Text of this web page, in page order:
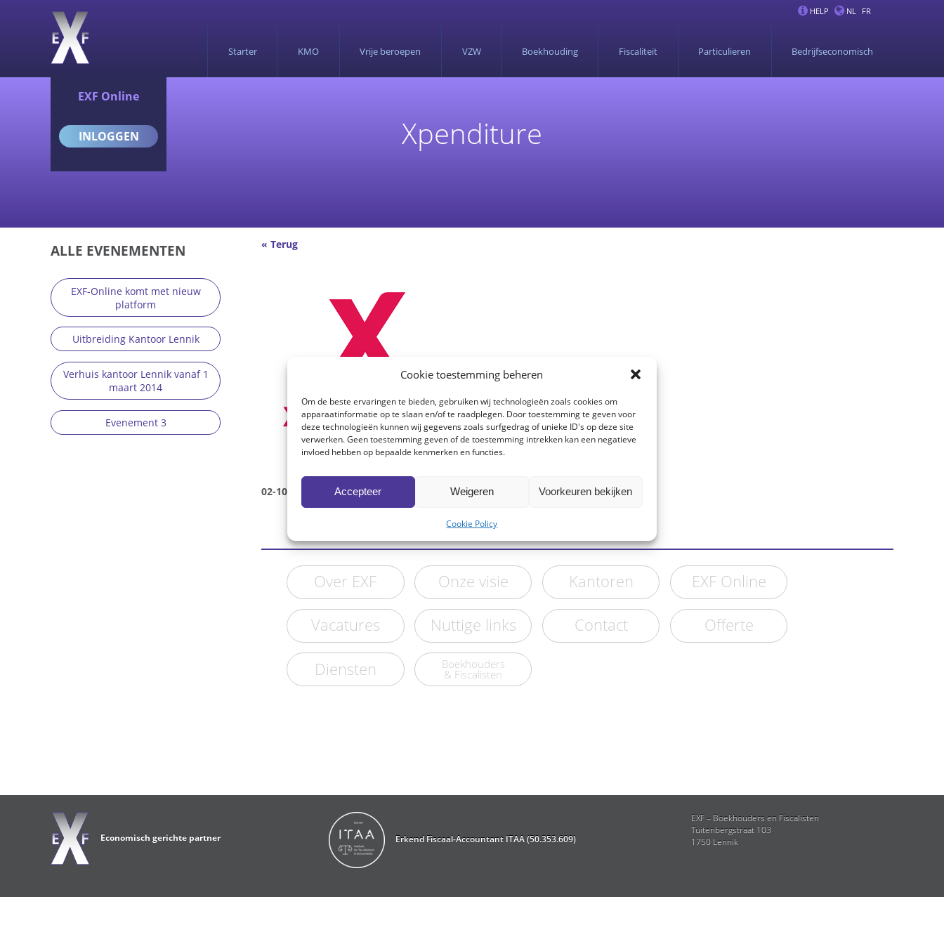
Cookie toestemming beheren
Om de beste ervaringen te bieden, gebruiken wij technologieën zoals cookies om
apparaatinformatie op te slaan en/of te raadplegen. Door toestemming te geven voor
deze technologieën kunnen wij gegevens zoals surfgedrag of unieke ID's op deze site
verwerken. Geen toestemming geven of de toestemming intrekken kan een negatieve
invloed hebben op bepaalde kenmerken en functies.
Accepteer Weigeren Voorkeuren bekijken
Cookie Policy
Starter KMO Vrije beroepen VZW Boekhouding Fiscaliteit Particulieren Bedrijfseconomisch
HELP NL FR
EXF Online
INLOGGEN Xpenditure
ALLE EVENEMENTEN
EXF-Online komt met nieuw
platform
Uitbreiding Kantoor Lennik
Verhuis kantoor Lennik vanaf 1
maart 2014
Evenement 3
« Terug
02-10-2015
Over EXF Onze visie Kantoren EXF Online
Vacatures Nuttige links Contact Offerte
Diensten Boekhouders
& Fiscalisten
Economisch gerichte partner Erkend Fiscaal-Accountant ITAA (50.353.609)
EXF – Boekhouders en Fiscalisten
Tuitenbergstraat 103
1750 Lennik